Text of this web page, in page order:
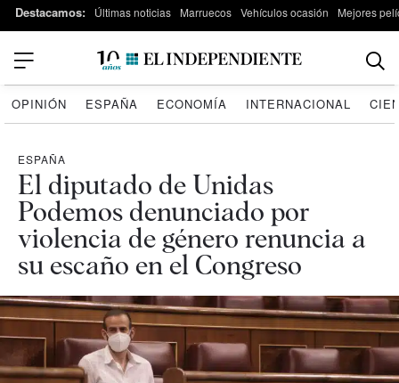
Destacamos: Últimas noticias Marruecos Vehículos ocasión Mejores
OPINIÓN ESPAÑA ECONOMÍA INTERNACIONAL
ESPAÑA
El diputado de Unidas
Podemos denunciado por
violencia de género renuncia a
su escaño en el Congreso